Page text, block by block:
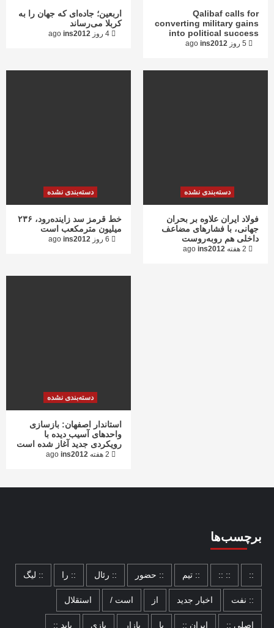
اربعین؛ جاده‌ای که جهان را به
کربلا می‌رساند
ins2012
Qalibaf calls for
converting military gains
into political success
ins2012
دسته‌بندی نشده
خط قرمز سد زاینده‌رود، ۲۳۶
میلیون مترمکعب است
ins2012
دسته‌بندی نشده
فولاد ایران علاوه بر بحران
جهانی، با فشارهای مضاعف
داخلی هم روبه‌روست
ins2012
دسته‌بندی نشده
استاندار اصفهان: بازسازی
واحدهای آسیب دیده با
رویکردی جدید آغاز شده است
ins2012
برچسب‌ها
::
:: :: :: تیم :: حضور :: رئال :: را :: لیگ
:: نفت اخبار جدید از است / استقلال
اصلی :: ایران :: با بازار بازی باید ::